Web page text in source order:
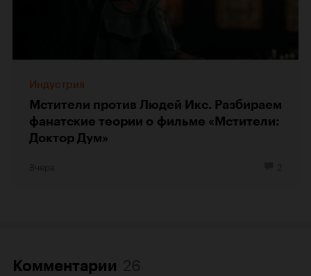
Индустрия
Мстители против Людей Икс. Разбираем
фанатские теории о фильме «Мстители:
Доктор Дум»
Комментарии